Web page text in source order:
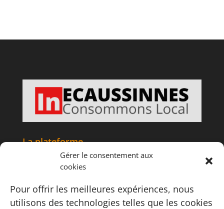
Gérer le consentement aux
cookies
Pour offrir les meilleures expériences, nous
utilisons des technologies telles que les cookies
La plateforme
Tourisme
Informations